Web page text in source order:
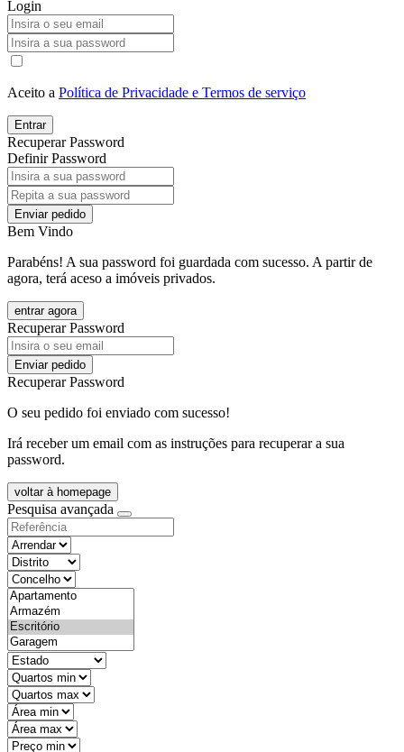
Login
Aceito a Política de Privacidade e Termos de serviço
Entrar
Recuperar Password
Definir Password
Enviar pedido
Bem Vindo
Parabéns! A sua password foi guardada com sucesso. A partir de
agora, terá aceso a imóveis privados.
entrar agora
Recuperar Password
Enviar pedido
Recuperar Password
O seu pedido foi enviado com sucesso!
Irá receber um email com as instruções para recuperar a sua
password.
voltar à homepage
Pesquisa avançada
objective
districtId
countyId
types
state
mintypo
maxtypo
minarea
maxarea
minprice